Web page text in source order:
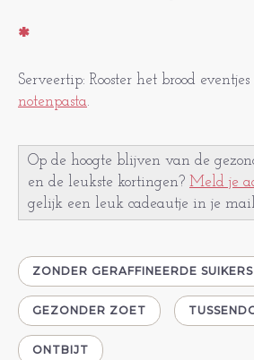
*
Serveertip: Rooster het brood
notenpasta.
Op de hoogte blijven van de
en de leukste kortingen? Meld je
gelijk een leuk cadeautje in je
ZONDER GERAFFINEERDE SUIKERS
GEZONDER ZOET
ONTBIJT